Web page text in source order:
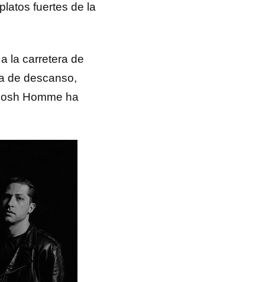
fuertes de la
la carretera de
de descanso,
Homme ha